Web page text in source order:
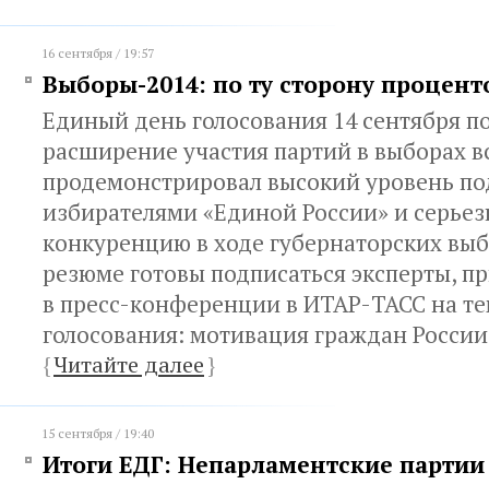
16 сентября / 19:57
Выборы-2014: по ту сторону
Единый день голосования 14 сентября
расширение участия партий в выборах
продемонстрировал высокий уровень
избирателями «Единой России» и
конкуренцию в ходе губернаторских
резюме готовы подписаться эксперты,
в пресс-конференции в ИТАР-ТАСС на
голосования: мотивация граждан
{Читайте далее}
15 сентября / 19:40
Итоги ЕДГ: Непарламентские партии